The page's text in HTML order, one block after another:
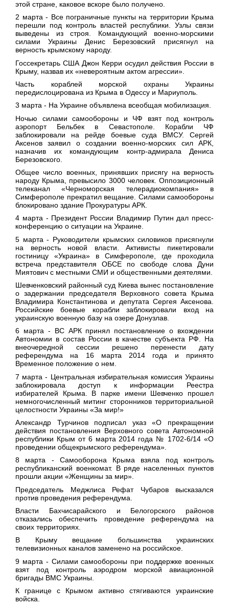
этой стране, каковое вскоре было получено.
2 марта- Все пограничные пункты на территории Крыма
перешли под контроль властей республики. Узлы связи
выведены из строя. Командующий военно-морскими
силами Украины Денис Березовский присягнул на
верность крымскому народу.
Госсекретарь США Джон Керри осудил действия России в
Крыму, назвав их «невероятным актом агрессии».
Часть кораблей морской охраны Украины
передислоцирована из Крыма в Одессу и Мариуполь.
3 марта - На Украине объявлена всеобщая мобилизация.
Ночью силами самообороны и ЧФ взят под контроль
аэропорт Бельбек в Севастополе. Корабли ЧФ
заблокировали на рейде боевые суда ВМСУ. Сергей
Аксенов заявил о создании военно-морских сил АРК,
назначив их командующим контр-адмирала Дениса
Березовского.
Общее число военных, принявших присягу на верность
народу Крыма, превысило 3000 человек. Оппозиционный
телеканал «Черноморская телерадиокомпания» в
Симферополе прекратил вещание. Силами самообороны
блокировано здание Прокуратуры АРК.
4 марта- Президент России Владимир Путин дал пресс-
конференцию о ситуации на Украине.
5 марта - Руководители крымских силовиков присягнули
на верность новой власти. Активисты пикетировали
гостиницу «Украина» в Симферополе, где проходила
встреча представителя ОБСЕ по свободе слова Дуни
Миятович с местными СМИ и общественными деятелями.
Шевченковский районный суд Киева вынес постановление
о задержании председателя Верховного совета Крыма
Владимира Константинова и депутата Сергея Аксенова.
Российские боевые корабли заблокировали вход на
украинскую военную базу на озере Донузлав.
6 марта- ВС АРК принял постановление о вхождении
Автономии в состав России в качестве субъекта РФ. На
внеочередной сессии решено перенести дату
референдума на 16 марта 2014 года и принято
Временное положение о нем.
7 марта - Центральная избирательная комиссия Украины
заблокировала доступ к информации Реестра
избирателей Крыма. В парке имени Шевченко прошел
немногочисленный митинг сторонников территориальной
целостности Украины «За мир!»
Александр Турчинов подписал указ «О прекращении
действия постановления Верховного совета Автономной
республики Крым от 6 марта 2014 года № 1702-6/14 «О
проведении общекрымского референдума».
8 марта - Самооборона Крыма взяла под контроль
республиканский военкомат. В ряде населенных пунктов
прошли акции «Женщины за мир».
Председатель Меджлиса Рефат Чубаров высказался
против проведения референдума.
Власти Бахчисарайского и Белогорского районов
отказались обеспечить проведение референдума на
своих территориях.
В Крыму вещание большинства украинских
телевизионных каналов заменено на российское.
9 марта - Силами самообороны при поддержке военных
взят под контроль аэродром морской авиационной
бригады ВМС Украины.
К границе с Крымом активно стягиваются украинские
войска.